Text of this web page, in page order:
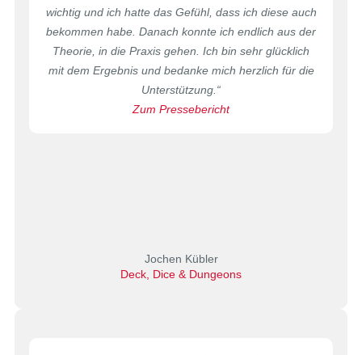
wichtig und ich hatte das Gefühl, dass ich diese auch
bekommen habe. Danach konnte ich endlich aus der
Theorie, in die Praxis gehen. Ich bin sehr glücklich
mit dem Ergebnis und bedanke mich herzlich für die
Unterstützung.“
Zum Pressebericht
Jochen Kübler
Deck, Dice & Dungeons